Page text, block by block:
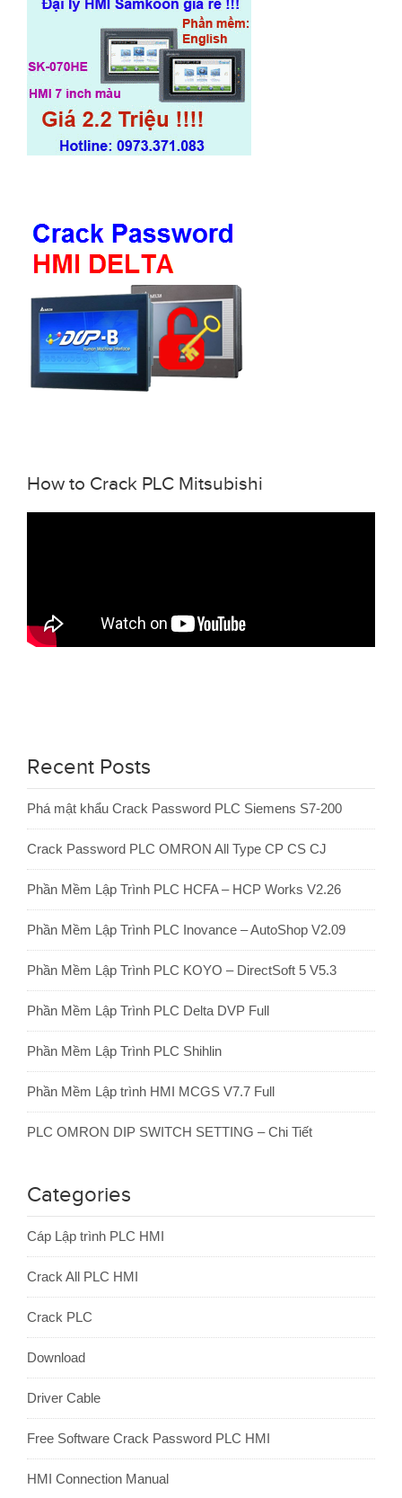
How to Crack PLC Mitsubishi
Recent Posts
Phá mật khẩu Crack Password PLC Siemens S7-200
Crack Password PLC OMRON All Type CP CS CJ
Phần Mềm Lập Trình PLC HCFA – HCP Works V2.26
Phần Mềm Lập Trình PLC Inovance – AutoShop V2.09
Phần Mềm Lập Trình PLC KOYO – DirectSoft 5 V5.3
Phần Mềm Lập Trình PLC Delta DVP Full
Phần Mềm Lập Trình PLC Shihlin
Phần Mềm Lập trình HMI MCGS V7.7 Full
PLC OMRON DIP SWITCH SETTING – Chi Tiết
Categories
Cáp Lập trình PLC HMI
Crack All PLC HMI
Crack PLC
Download
Driver Cable
Free Software Crack Password PLC HMI
HMI Connection Manual